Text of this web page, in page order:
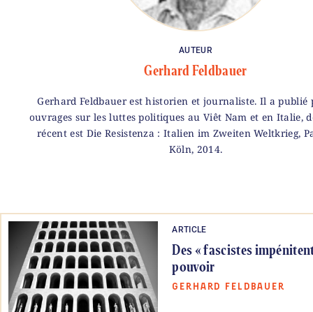
AUTEUR
Gerhard Feldbauer
Gerhard Feldbauer est historien et journaliste. Il a publié
ouvrages sur les luttes politiques au Viêt Nam et en Italie,
récent est Die Resistenza : Italien im Zweiten Weltkrieg,
Köln, 2014.
ARTICLE
Des « fascistes
pouvoir
GERHARD FELDBAUER